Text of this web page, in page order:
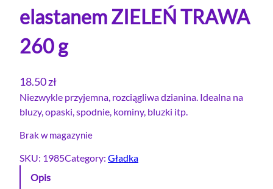
elastanem ZIELEŃ TRAWA
260 g
18.50zł
Niezwykle przyjemna, rozciągliwa dzianina. Idealna na
bluzy, opaski, spodnie, kominy, bluzki itp.
Brak w magazynie
SKU: 1985Category: Gładka
Opis